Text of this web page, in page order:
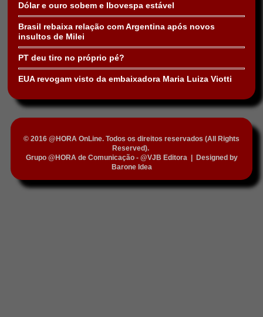
Dólar e ouro sobem e Ibovespa estável
Brasil rebaixa relação com Argentina após novos
insultos de Milei
PT deu tiro no próprio pé?
EUA revogam visto da embaixadora Maria Luiza Viotti
© 2016 @HORA OnLine. Todos os direitos reservados (All Rights
Reserved).
Grupo @HORA de Comunicação - @VJB Editora|
Designed by
Barone Idea